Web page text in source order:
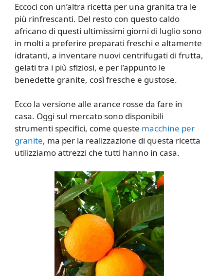
Eccoci con un’altra ricetta per una granita tra le
più rinfrescanti. Del resto con questo caldo
africano di questi ultimissimi giorni di luglio sono
in molti a preferire preparati freschi e altamente
idratanti, a inventare nuovi centrifugati di frutta,
gelati tra i più sfiziosi, e per l’appunto le
benedette granite, così fresche e gustose.
Ecco la versione alle arance rosse da fare in
casa. Oggi sul mercato sono disponibili
strumenti specifici, come queste macchine per
granite, ma per la realizzazione di questa ricetta
utilizziamo attrezzi che tutti hanno in casa.